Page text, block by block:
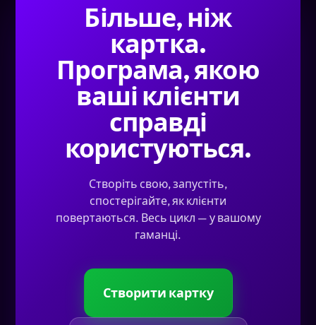
Більше, ніж
картка.
Програма, якою
ваші клієнти
справді
користуються.
Створіть свою, запустіть,
спостерігайте, як клієнти
повертаються. Весь цикл — у вашому
гаманці.
Створити картку